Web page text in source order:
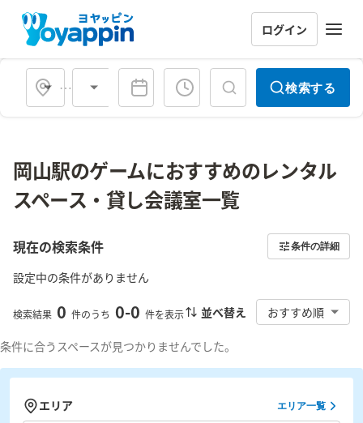
ログイン
会場タイプ 検索する
岡山駅のゲームにおすすめのレンタル
スペース・貸し会議室一覧
現在の検索条件 条件の詳細
設定中の条件がありません
検索結果 0 件のうち 0-0 件を表示 並べ替え おすすめ順
条件に合うスペースが見つかりませんでした。
エリア エリア一覧